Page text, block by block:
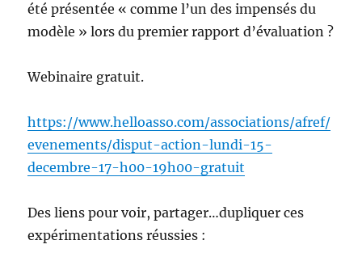
été présentée « comme l’un des impensés du
modèle » lors du premier rapport d’évaluation ?
Webinaire gratuit.
https://www.helloasso.com/associations/afref/
evenements/disput-action-lundi-15-
decembre-17-h00-19h00-gratuit
Des liens pour voir, partager…dupliquer ces
expérimentations réussies :